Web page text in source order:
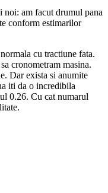
noi: am facut drumul pana
conform estimarilor
cu tractiune fata.
cronometram masina.
Dar exista si anumite
iti da o incredibila
0.26. Cu cat numarul